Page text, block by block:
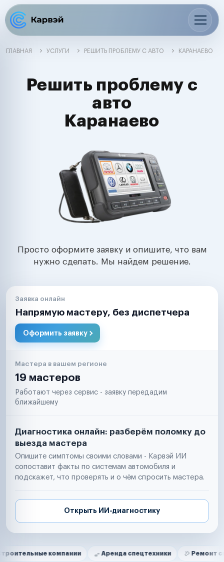
ГЛАВНАЯ УСЛУГИ РЕШИТЬ ПРОБЛЕМУ С АВТО КАРАНАЕВО
Решить проблему с
авто
Каранаево
Просто оформите заявку и опишите, что вам
нужно сделать. Мы найдем решение.
Заявка онлайн
Напрямую мастеру, без диспетчера
Оформить заявку
Мастера в вашем регионе
19 мастеров
Работают через сервис - заявку передадим
ближайшему
Диагностика онлайн: разберём поломку до
выезда мастера
Опишите симптомы своими словами - Карвэй ИИ
сопоставит факты по системам автомобиля и
подскажет, что проверять и о чём спросить мастера.
Открыть ИИ-диагностику
Нам доверяют
компании Аренда спецтехники Ремонт
Маркетплейсы